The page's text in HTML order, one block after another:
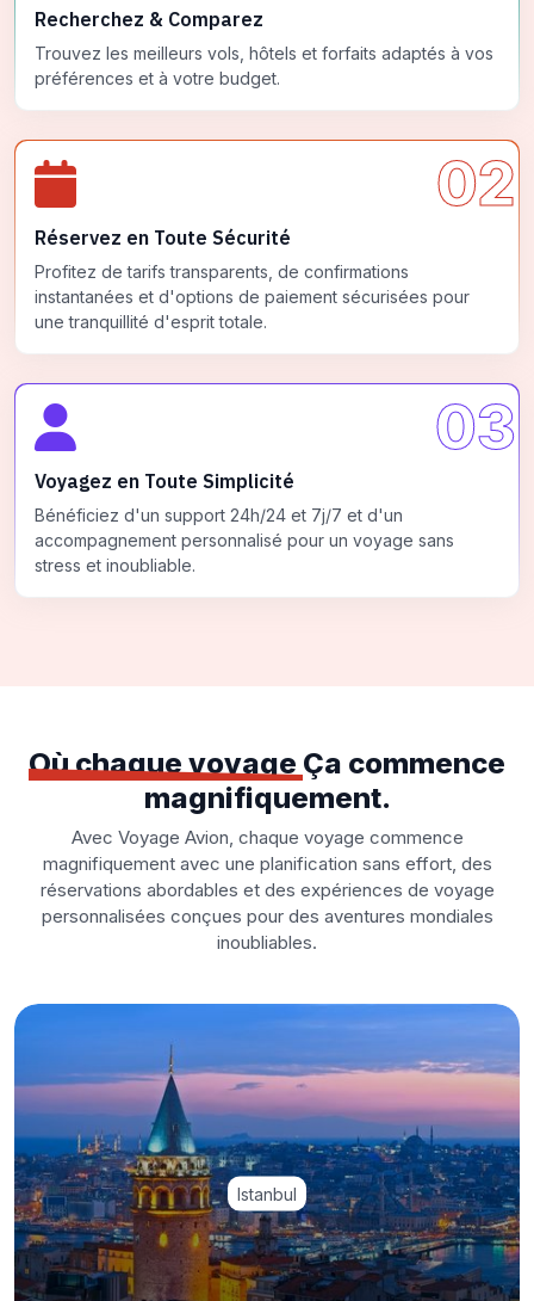
Recherchez & Comparez
Trouvez les meilleurs vols, hôtels et forfaits adaptés à vos
préférences et à votre budget.
02
Réservez en Toute Sécurité
Profitez de tarifs transparents, de confirmations
instantanées et d'options de paiement sécurisées pour
une tranquillité d'esprit totale.
03
Voyagez en Toute Simplicité
Bénéficiez d'un support 24h/24 et 7j/7 et d'un
accompagnement personnalisé pour un voyage sans
stress et inoubliable.
Où chaque voyage Ça commence
magnifiquement.
Avec Voyage Avion, chaque voyage commence
magnifiquement avec une planification sans effort, des
réservations abordables et des expériences de voyage
personnalisées conçues pour des aventures mondiales
inoubliables.
Istanbul